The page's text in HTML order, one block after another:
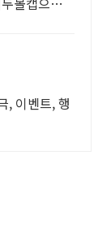
, 이벤트, 행